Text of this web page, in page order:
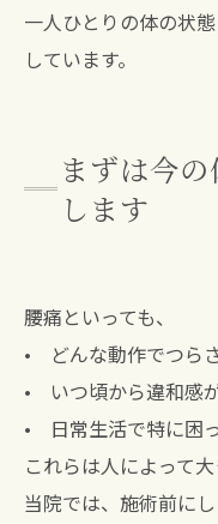
一人ひとりの体の状
しています。
まずは今
します
腰痛といっても、
• どんな動作でつら
• いつ頃から違和感
• 日常生活で特に困
これらは人によって大
当院では、施術前に